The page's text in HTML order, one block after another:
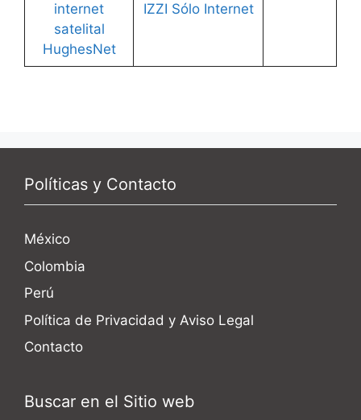
HughesNet
IZZI Sólo Internet
Políticas y Contacto
México
Colombia
Perú
Política de Privacidad y Aviso Legal
Contacto
Buscar en el Sitio web